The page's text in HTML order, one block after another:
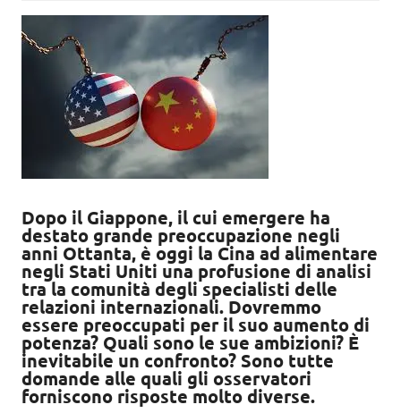
Dopo il Giappone, il cui emergere ha
destato grande preoccupazione negli
anni Ottanta, è oggi la Cina ad alimentare
negli Stati Uniti una profusione di analisi
tra la comunità degli specialisti delle
relazioni internazionali. Dovremmo
essere preoccupati per il suo aumento di
potenza? Quali sono le sue ambizioni? È
inevitabile un confronto? Sono tutte
domande alle quali gli osservatori
forniscono risposte molto diverse.